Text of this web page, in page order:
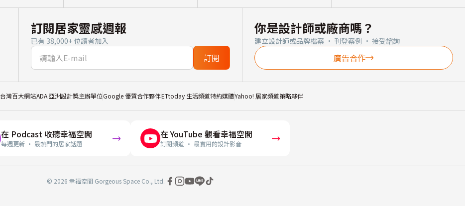
訂閱居家靈感週報
已有 38,000+ 位讀者加入
訂閱
你是設計師或廠商嗎？
建立設計師或品牌檔案 · 刊登案例 · 接受諮詢
廣告合作
台灣百大網站ADA 亞洲設計獎主辦單位Google 優質合作夥伴ETtoday 生活頻道特約媒體Yahoo! 居家頻道策略夥伴
在 Podcast 收聽幸福空間
每週更新 · 最熱門的居家話題
在 YouTube 觀看幸福空間
訂閱頻道 · 最實用的設計影音
© 2026 幸福空間 Gorgeous Space Co., Ltd.